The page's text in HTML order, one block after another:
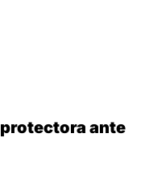
ante